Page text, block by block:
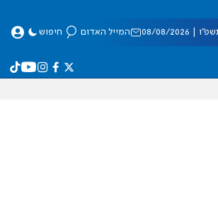
08/2026 המייל האדום חיפוש